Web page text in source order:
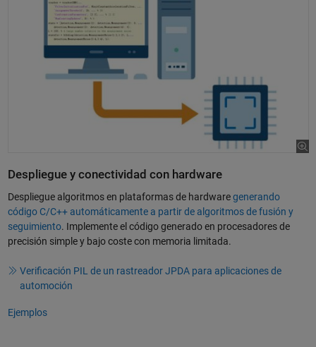
Despliegue y conectividad con hardware
Despliegue algoritmos en plataformas de hardwaregenerando
código C/C++ automáticamente a partir de algoritmos de fusión y
seguimiento. Implemente el código generado en procesadores de
precisión simple y bajo coste con memoria limitada.
Verificación PIL de un rastreador JPDA para aplicaciones de
automoción
Ejemplos